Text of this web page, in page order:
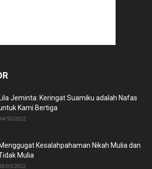
Lila Jeminta: Keringat Suamiku adalah Nafas
Kami Bertiga
10/2022
Menggugat Kesalahpahaman Nikah Mulia dan
Mulia
03/2022